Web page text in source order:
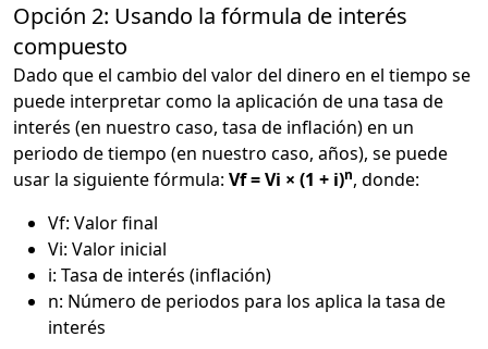
Opción 2: Usando la fórmula de interés
compuesto
Dado que el cambio del valor del dinero en el tiempo se
puede interpretar como la aplicación de una tasa de
interés (en nuestro caso, tasa de inflación) en un
periodo de tiempo (en nuestro caso, años), se puede
usar la siguiente fórmula: Vf = Vi × (1 + i)n, donde:
Vf: Valor final
Vi: Valor inicial
i: Tasa de interés (inflación)
n: Número de periodos para los aplica la tasa de
interés